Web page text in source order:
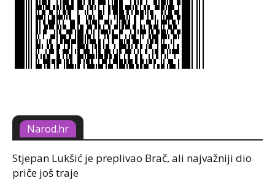
Narod.hr
Stjepan Lukšić je preplivao Brač, ali najvažniji dio
priče još traje